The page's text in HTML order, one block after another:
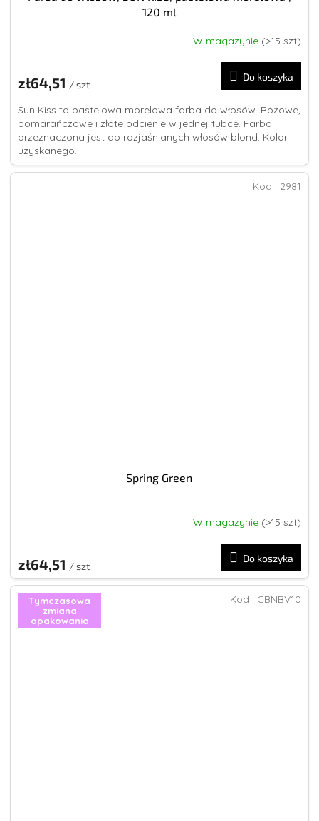
120 ml
wynosi
na
5
gwiazdek.
W magazynie (>15 szt)
zł64,51 / szt
Do koszyka
Sun Kiss to pastelowa morelowa farba do włosów. Różowe,
pomarańczowe i złote odcienie w jednej tubce. Farba
przeznaczona jest do rozjaśnianych włosów blond. Kolor
uzyskanego...
Spring Green
W magazynie (>15 szt)
zł64,51 / szt
Do koszyka
Kod : 2981
Tymczasowa
zmiana
opakowania
Kod : CBNBV10